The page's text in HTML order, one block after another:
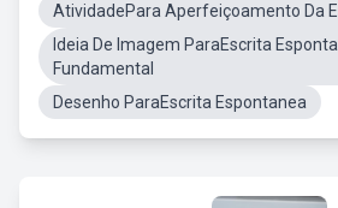
AtividadePara Aperfeiçoamento Da
Ideia De Imagem ParaEscrita
Fundamental
Desenho ParaEscrita Espontanea